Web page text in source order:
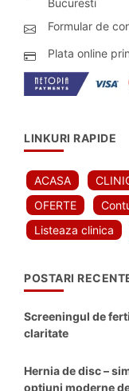
Bucuresti
Formular de
Plata online
LINKURI RAPIDE
ACASA
OFERTE
Listeaza clinica
POSTARI
Screeningul de
claritate
Hernia de disc –
opțiuni moderne